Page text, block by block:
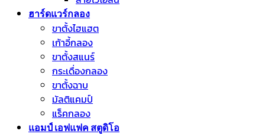
ฮาร์ดแวร์กลอง
ขาตั้งไฮแฮต
เก้าอี้กลอง
ขาตั้งสแนร์
กระเดื่องกลอง
ขาตั้งฉาบ
มัลติแคมป์
แร็คกลอง
แอมป์ เอฟแฟค สตูดิโอ